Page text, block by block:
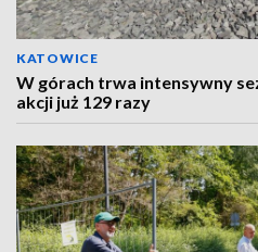
KATOWICE
W górach trwa intensywny
akcji już 129 razy